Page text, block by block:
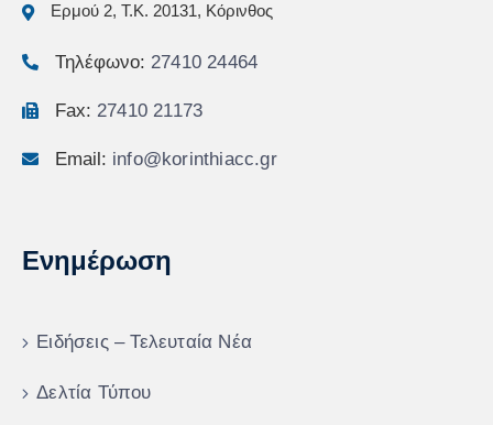
Ερμού 2, Τ.Κ. 20131, Κόρινθος
Τηλέφωνο: 27410 24464
Fax: 27410 21173
Email: info@korinthiacc.gr
Ενημέρωση
Ειδήσεις – Τελευταία Νέα
Δελτία Τύπου